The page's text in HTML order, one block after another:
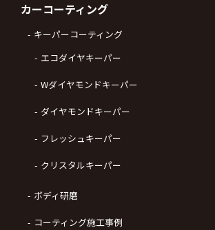
カーコーティング
キーパーコーティング
エコダイヤキーパー
Wダイヤモンドキーパー
ダイヤモンドキーパー
フレッシュキーパー
クリスタルキーパー
ボディ研磨
コーティング施工事例